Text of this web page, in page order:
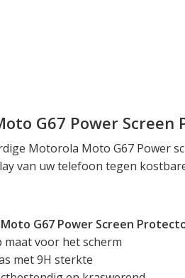
G67 Power Screen
Motorola Moto G67 Power
van uw telefoon tegen
G67 Power Screen
maat voor het scherm
met 9H sterkte